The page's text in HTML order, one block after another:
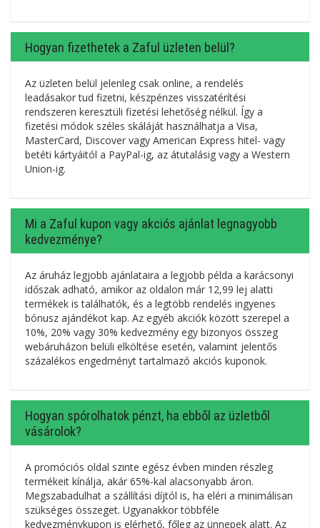
Hogyan fizethetek a Zaful üzleten belül?
Az üzleten belül jelenleg csak online, a rendelés
leadásakor tud fizetni, készpénzes visszatérítési
rendszeren keresztüli fizetési lehetőség nélkül. Így a
fizetési módok széles skáláját használhatja a Visa,
MasterCard, Discover vagy American Express hitel- vagy
betéti kártyáitól a PayPal-ig, az átutalásig vagy a Western
Union-ig.
Mi a Zaful kupon vagy akciós ajánlat legnagyobb
kedvezménye?
Az áruház legjobb ajánlataira a legjobb példa a karácsonyi
időszak adható, amikor az oldalon már 12,99 lej alatti
termékek is találhatók, és a legtöbb rendelés ingyenes
bónusz ajándékot kap. Az egyéb akciók között szerepel a
10%, 20% vagy 30% kedvezmény egy bizonyos összeg
webáruházon belüli elköltése esetén, valamint jelentős
százalékos engedményt tartalmazó akciós kuponok.
Hogyan spórolhatok pénzt, ha ebből az üzletből
vásárolok?
A promóciós oldal szinte egész évben minden részleg
termékeit kínálja, akár 65%-kal alacsonyabb áron.
Megszabadulhat a szállítási díjtól is, ha eléri a minimálisan
szükséges összeget. Ugyanakkor többféle
kedvezménykupon is elérhető, főleg az ünnepek alatt. Az